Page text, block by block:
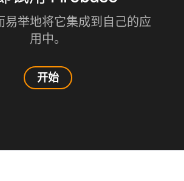
易举地将它集成到自己的应
用中。
开始